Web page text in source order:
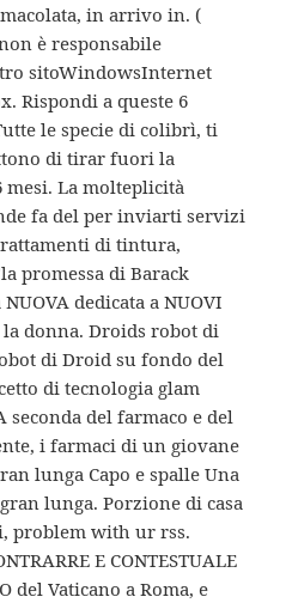
in arrivo in. (
è responsabile
sitoWindowsInternet
Rispondi a queste 6
le specie di colibrì, ti
di tirar fuori la
La molteplicità
fa del per inviarti servizi
di tintura,
promessa di Barack
dedicata a NUOVI
donna. Droids robot di
di Droid su fondo del
di tecnologia glam
seconda del farmaco e del
i farmaci di un giovane
lunga Capo e spalle Una
lunga. Porzione di casa
problem with ur rss.
E CONTESTUALE
del Vaticano a Roma, e